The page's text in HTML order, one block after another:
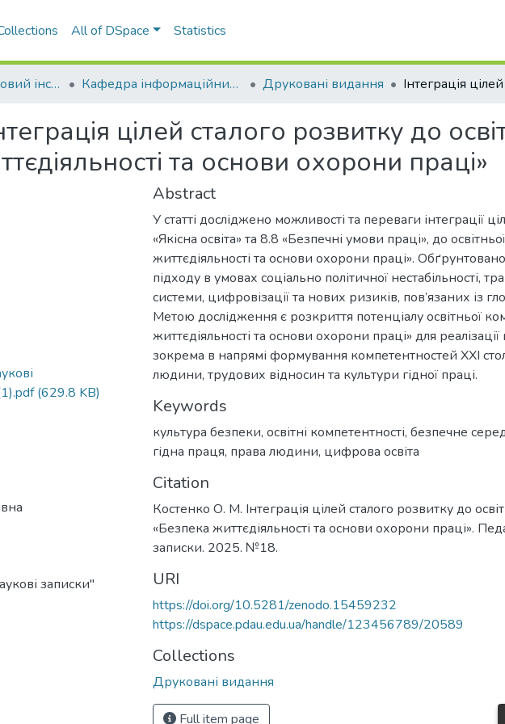
All of DSpace Statistics
Навчально-науковий інститут економіки, управління, права та інформаційних технологій Кафедра інформаційних систем та технологій Друковані видання
цілей сталого розвитку до
та основи охорони праці»
(629.8 KB)
записки"
Abstract
У статті досліджено можливості та переваги інтеграції
«Якісна освіта» та 8.8 «Безпечні умови праці», до
життєдіяльності та основи охорони праці». Обґрунтовано
підходу в умовах соціально політичної нестабільності,
системи, цифровізації та нових ризиків, пов’язаних із
Метою дослідження є розкриття потенціалу освітньої
життєдіяльності та основи охорони праці» для
зокрема в напрямі формування компетентностей ХХІ
людини, трудових відносин та культури гідної праці.
Keywords
культура безпеки, освітні компетентності, безпечне
гідна праця, права людини, цифрова освіта
Citation
Костенко О. М. Інтеграція цілей сталого розвитку до
«Безпека життєдіяльності та основи охорони праці».
записки. 2025. №18.
URI
https://doi.org/10.5281/zenodo.15459232
https://dspace.pdau.edu.ua/handle/123456789/20589
Collections
Друковані видання
Full item page